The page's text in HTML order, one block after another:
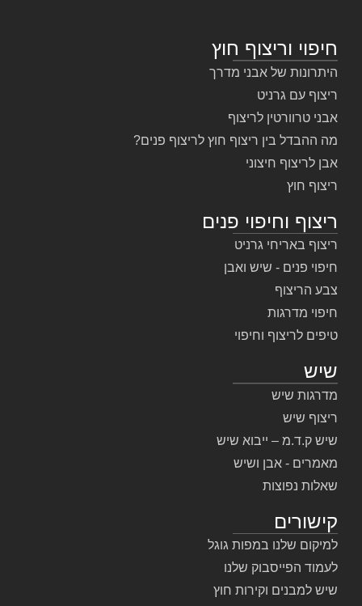
חיפוי וריצוף חוץ
היתרונות של אבני מדרך
ריצוף עם גרניט
אבני טרוורטין לריצוף
מה ההבדל בין ריצוף חוץ לריצוף פנים?
אבן לריצוף חיצוני
ריצוף חוץ
ריצוף וחיפוי פנים
ריצוף באריחי גרניט
חיפוי פנים - שיש ואבן
צבע הריצוף
חיפוי מדרגות
טיפים לריצוף וחיפוי
שיש
מדרגות שיש
ריצוף שיש
שיש ק.ד.מ – ייבוא שיש
מאמרים - אבן ושיש
שאלות נפוצות
קישורים
למיקום שלנו במפות גוגל
לעמוד הפייסבוק שלנו
שיש למבנים וקירות חוץ